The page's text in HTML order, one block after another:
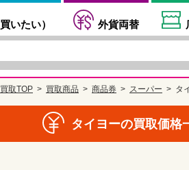
買いたい） 外貨両替
買取TOP 買取商品 商品券 スーパー タ
タイヨーの買取価格